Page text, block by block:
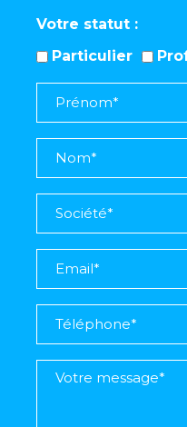
Votre statut
Particulier